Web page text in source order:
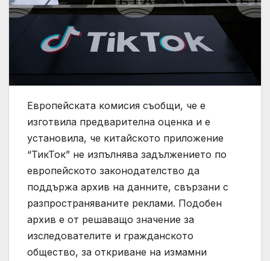
Европейската комисия съобщи, че е
изготвила предварителна оценка и е
установила, че китайското приложение
“ТикТок” не изпълнява задължението по
европейското законодателство да
поддържа архив на данните, свързани с
разпространяваните реклами. Подобен
архив е от решаващо значение за
изследователите и гражданското
общество, за откриване на измамни